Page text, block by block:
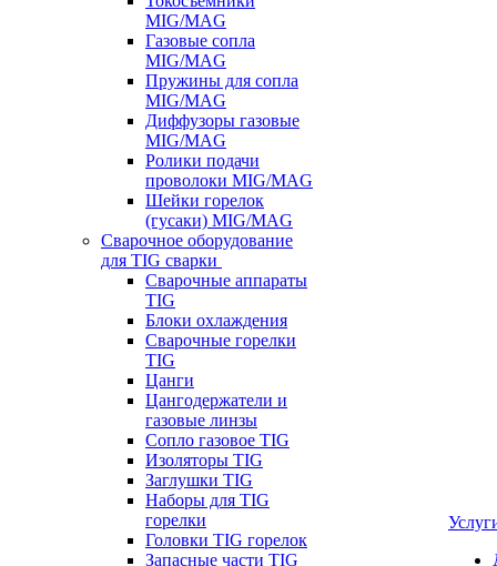
MIG/MAG
Газовые сопла
MIG/MAG
Пружины для сопла
MIG/MAG
Диффузоры газовые
MIG/MAG
Ролики подачи
проволоки MIG/MAG
Шейки горелок
(гусаки) MIG/MAG
Сварочное оборудование
для TIG сварки
Сварочные аппараты
TIG
Блоки охлаждения
Сварочные горелки
TIG
Цанги
Цангодержатели и
газовые линзы
Сопло газовое TIG
Изоляторы TIG
Заглушки TIG
Наборы для TIG
горелки
Головки TIG горелок
Запасные части TIG